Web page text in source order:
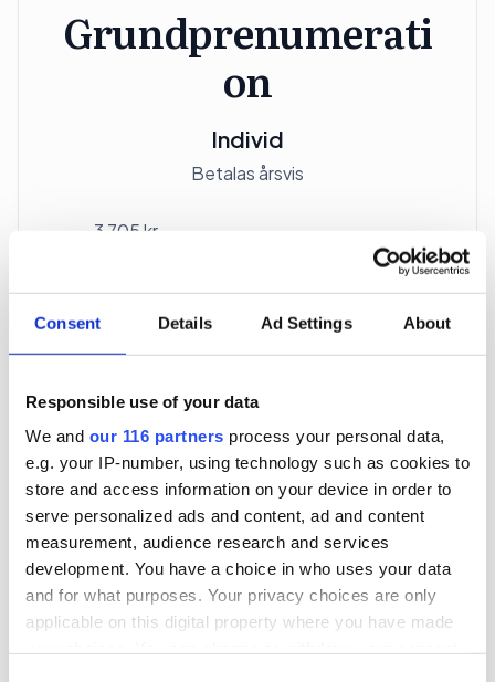
Consent Details Ad Settings About
Responsible use of your data
We and our 116 partners process your personal data,
e.g. your IP-number, using technology such as cookies to
store and access information on your device in order to
serve personalized ads and content, ad and content
measurement, audience research and services
development. You have a choice in who uses your data
and for what purposes. Your privacy choices are only
applicable on this digital property where you have made
Grundprenumerati
on
Individ
Betalas årsvis
3 705 kr
*Moms (6 %) ingår i alla priser.
Företagspaket